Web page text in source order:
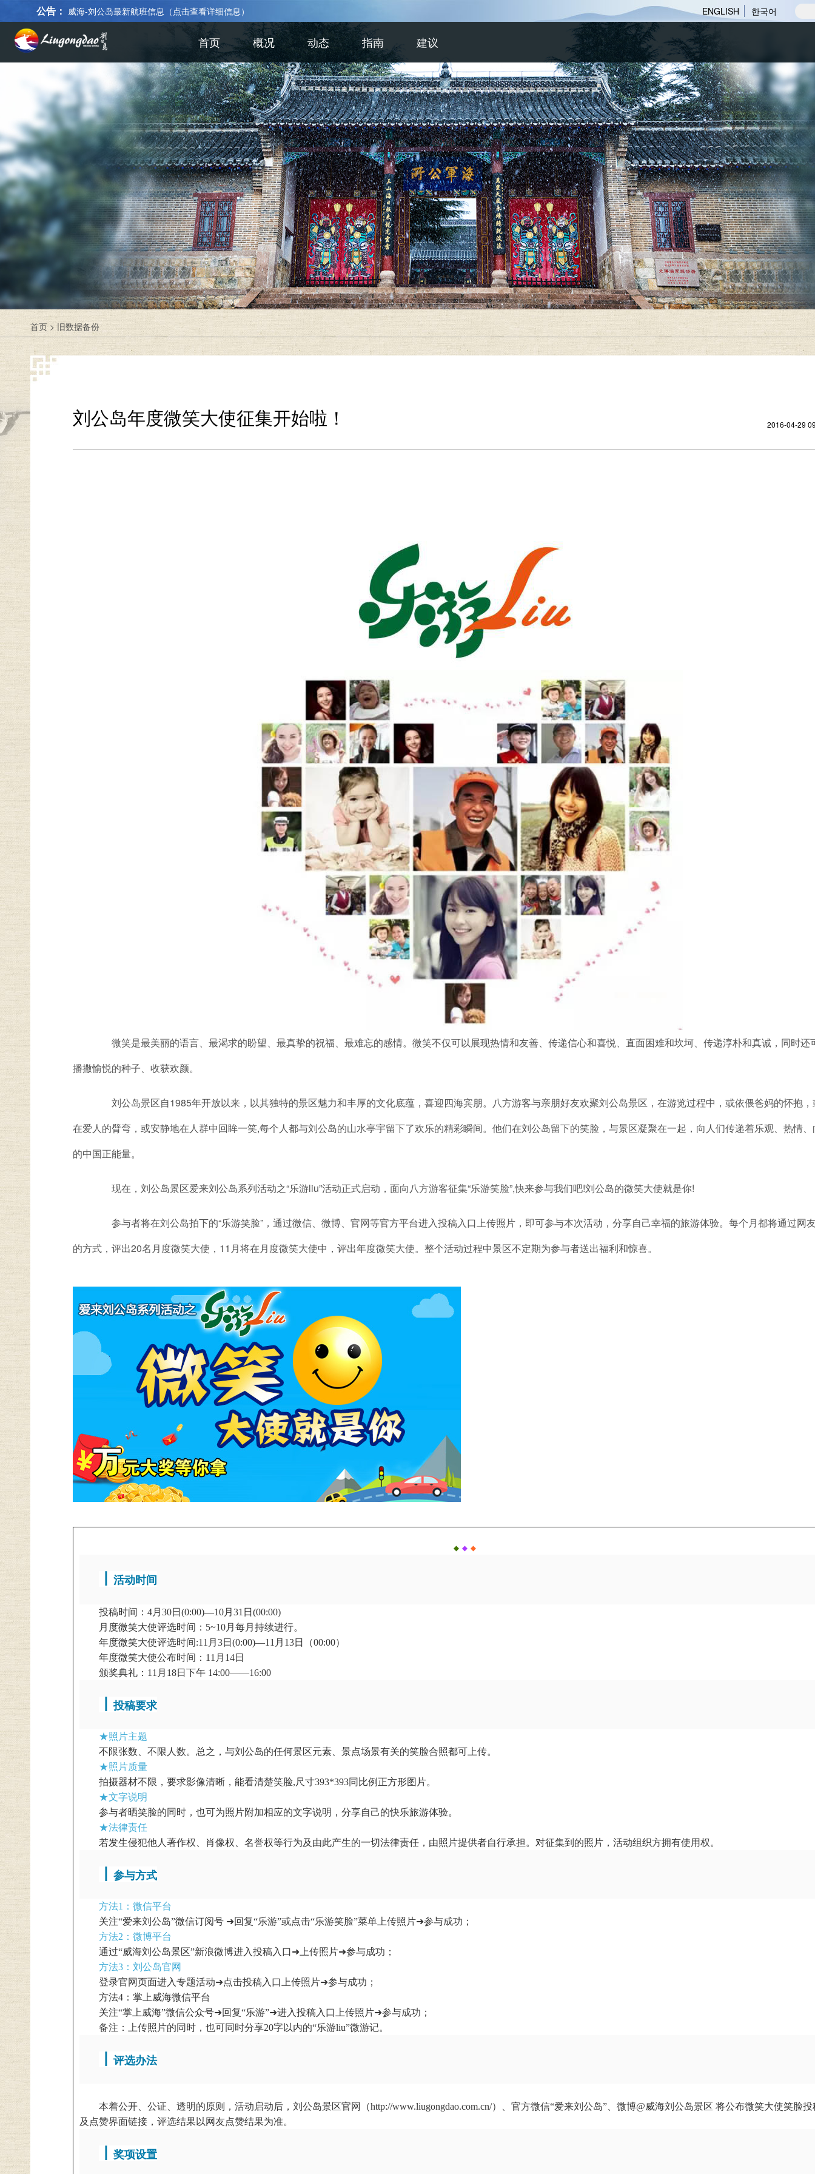
公告： 威海-刘公岛最新航班信息（点击查看详细信息） ENGLISH 한국어
首页 概况 动态 指南 建议
首页> 旧数据备份
刘公岛年度微笑大使征集开始啦！ 2016-04-29
微笑是最美丽的语言、最渴求的盼望、最真挚的祝福、最难忘的感情。微笑不仅可以展现热情和友善、传递信心和喜悦、直面困难和坎坷、传递淳朴和真诚，同时还
播撒愉悦的种子、收获欢颜。
刘公岛景区自1985年开放以来，以其独特的景区魅力和丰厚的文化底蕴，喜迎四海宾朋。八方游客与亲朋好友欢聚刘公岛景区，在游览过程中，或依偎爸妈的怀抱，
在爱人的臂弯，或安静地在人群中回眸一笑,每个人都与刘公岛的山水亭宇留下了欢乐的精彩瞬间。他们在刘公岛留下的笑脸，与景区凝聚在一起，向人们传递着乐观、热情
的中国正能量。
现在，刘公岛景区爱来刘公岛系列活动之“乐游liu”活动正式启动，面向八方游客征集“乐游笑脸”,快来参与我们吧!刘公岛的微笑大使就是你!
参与者将在刘公岛拍下的“乐游笑脸”，通过微信、微博、官网等官方平台进入投稿入口上传照片，即可参与本次活动，分享自己幸福的旅游体验。每个月都将通过网
的方式，评出20名月度微笑大使，11月将在月度微笑大使中，评出年度微笑大使。整个活动过程中景区不定期为参与者送出福利和惊喜。
◆ ◆ ◆
活动时间
投稿时间：4月30日(0:00)—10月31日(00:00)
月度微笑大使评选时间：5~10月每月持续进行。
年度微笑大使评选时间:11月3日(0:00)—11月13日（00:00）
年度微笑大使公布时间：11月14日
颁奖典礼：11月18日下午 14:00——16:00
丨投稿要求
★照片主题
不限张数、不限人数。总之，与刘公岛的任何景区元素、景点场景有关的笑脸合照都可上传。
★照片质量
拍摄器材不限，要求影像清晰，能看清楚笑脸,尺寸393*393同比例正方形图片。
★文字说明
参与者晒笑脸的同时，也可为照片附加相应的文字说明，分享自己的快乐旅游体验。
★法律责任
若发生侵犯他人著作权、肖像权、名誉权等行为及由此产生的一切法律责任，由照片提供者自行承担。对征集到的照片，活动组织方拥有使用权。
参与方式
方法1：微信平台
关注“爱来刘公岛”微信订阅号 ➜回复“乐游”或点击“乐游笑脸”菜单上传照片➜参与成功；
方法2：微博平台
通过“威海刘公岛景区”新浪微博进入投稿入口➜上传照片➜参与成功；
方法3：刘公岛官网
登录官网页面进入专题活动➜点击投稿入口上传照片➜参与成功；
方法4：掌上威海微信平台
关注“掌上威海”微信公众号➜回复“乐游”➜进入投稿入口上传照片➜参与成功；
备注：上传照片的同时，也可同时分享20字以内的“乐游liu”微游记。
评选办法
本着公开、公证、透明的原则，活动启动后，刘公岛景区官网（http://www.liugongdao.com.cn/）、官方微信“爱来刘公岛”、微博@威海刘公岛景区 将公布微笑大使笑脸投
及点赞界面链接，评选结果以网友点赞结果为准。
奖项设置